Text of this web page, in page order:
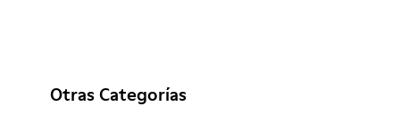
Otras Categorías